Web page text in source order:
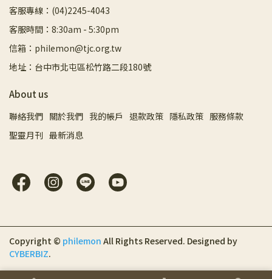
客服專線：(04)2245-4043
客服時間：8:30am - 5:30pm
信箱：philemon@tjc.org.tw
地址：台中市北屯區松竹路二段180號
About us
聯絡我們 關於我們 我的帳戶 退款政策 隱私政策 服務條款
聖靈月刊 最新消息
Copyright © philemon All Rights Reserved. Designed by
CYBERBIZ.